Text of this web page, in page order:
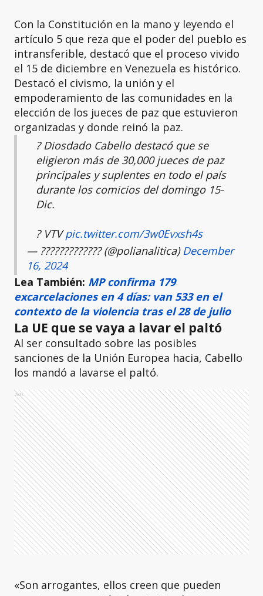
Con la Constitución en la mano y leyendo el
artículo 5 que reza que el poder del pueblo es
intransferible, destacó que el proceso vivido
el 15 de diciembre en Venezuela es histórico.
Destacó el civismo, la unión y el
empoderamiento de las comunidades en la
elección de los jueces de paz que estuvieron
organizadas y donde reinó la paz.
? Diosdado Cabello destacó que se
eligieron más de 30,000 jueces de paz
principales y suplentes en todo el país
durante los comicios del domingo 15-
Dic.
? VTVpic.twitter.com/3w0Evxsh4s
— ????????????? (@polianalitica) December
16, 2024
Lea También: MP confirma 179
excarcelaciones en 4 días: van 533 en el
contexto de la violencia tras el 28 de julio
La UE que se vaya a lavar el paltó
Al ser consultado sobre las posibles
sanciones de la Unión Europea hacia, Cabello
los mandó a lavarse el paltó.
Ads
«Son arrogantes, ellos creen que pueden